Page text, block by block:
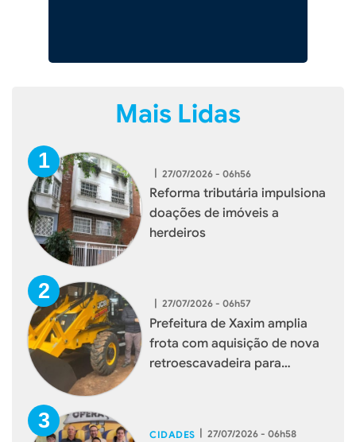
Mais Lidas
| 27/07/2026 - 06h56
Reforma tributária impulsiona
doações de imóveis a
herdeiros
| 27/07/2026 - 06h57
Prefeitura de Xaxim amplia
frota com aquisição de nova
retroescavadeira para
CIDADES | 27/07/2026 - 06h58